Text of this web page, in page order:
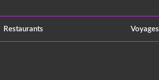
Restaurants Voyages